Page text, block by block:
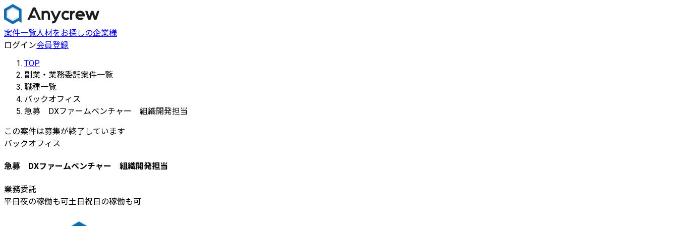
案件一覧人材をお探しの企業様
ログイン会員登録
TOP
副業・業務委託案件一覧
職種一覧
バックオフィス
急募 DXファームベンチャー 組織開発担当
この案件は募集が終了しています
バックオフィス
急募 DXファームベンチャー 組織開発担当
業務委託
平日夜の稼働も可土日祝日の稼働も可